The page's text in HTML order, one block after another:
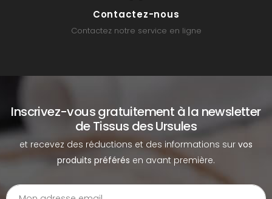
Contactez-nous
Contactez notre service en ligne
Inscrivez-vous gratuitement à la newsletter
de Tissus des Ursules
et recevez des réductions et des informations sur vos
produits préférés en avant première.